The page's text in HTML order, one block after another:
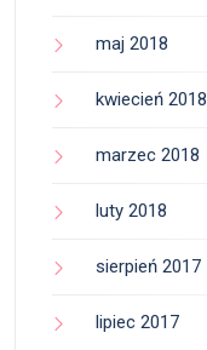
maj 2018
kwiecień 2018
marzec 2018
luty 2018
sierpień 2017
lipiec 2017